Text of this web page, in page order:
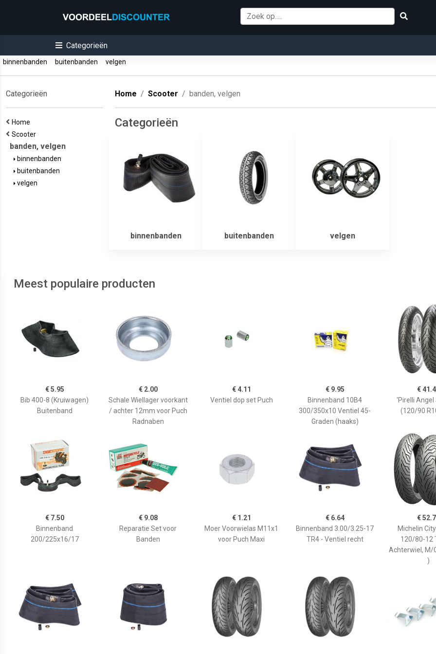
Categorieën
binnenbanden buitenbanden velgen
Categorieën
Home
Scooter
banden, velgen
binnenbanden
buitenbanden
velgen
Home Scooter banden, velgen
Categorieën
binnenbanden buitenbanden velgen
Meest populaire producten
€ 5.95
Bib 400-8 (Kruiwagen)
Buitenband
€ 2.00
Schale Wiellager voorkant
/ achter 12mm voor Puch
Radnaben
€ 4.11
Ventiel dop set Puch
€ 9.95
Binnenband 10B4
300/350x10 Ventiel 45-
Graden (haaks)
€
'Pirelli Angel
(120/90
€ 7.50
Binnenband
200/225x16/17
€ 9.08
Reparatie Set voor
Banden
€ 1.21
Moer Voorwielas M11x1
voor Puch Maxi
€ 6.64
Binnenband 3.00/3.25-17
TR4 - Ventiel recht
€
Michelin
120/80-12
Achterwiel, M/
)